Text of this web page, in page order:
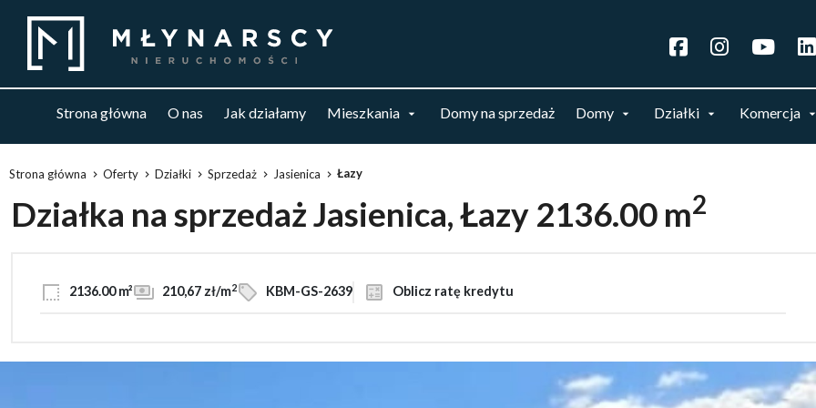
Strona główna O nas Jak działamy Mieszkania Domy na sprzedaż Domy Działki Komercja
Strona główna Oferty Działki Sprzedaż Jasienica Łazy
Działka na sprzedaż Jasienica, Łazy 2136.00 m2
2136.00 m² 210,67 zł/m2 KBM-GS-2639 Oblicz ratę kredytu